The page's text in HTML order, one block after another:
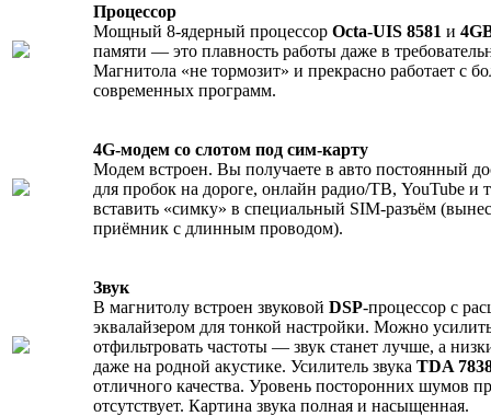
Процессор
Мощный 8-ядерный процессор Octa-UIS 8581 и
памяти — это плавность работы даже в
Магнитола «не тормозит» и прекрасно работает с
современных программ.
4G-модем со слотом под сим-карту
Модем встроен. Вы получаете в авто постоянный
для пробок на дороге, онлайн радио/ТВ, YouTube и
вставить «симку» в специальный SIM-разъём
приёмник с длинным проводом).
Звук
В магнитолу встроен звуковой DSP-процессор с
эквалайзером для тонкой настройки. Можно
отфильтровать частоты — звук станет лучше, а
даже на родной акустике. Усилитель звука TDA
отличного качества. Уровень посторонних шумов
отсутствует. Картина звука полная и насыщенная.